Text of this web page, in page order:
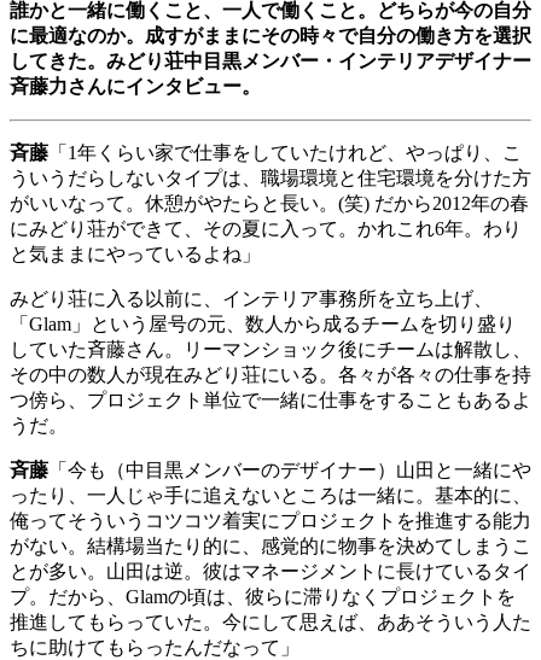
誰かと一緒に働くこと、一人で働くこと。どちらが今の自分
に最適なのか。成すがままにその時々で自分の働き方を選択
してきた。みどり荘中目黒メンバー・インテリアデザイナー
斉藤力さんにインタビュー。
斉藤 「 1年くらい家で仕事をしていたけれど、やっぱり、こ
ういうだらしないタイプは、職場環境と住宅環境を分けた方
がいいなって。休憩がやたらと長い。 (笑) だから2012年の春
にみどり荘ができて、その夏に入って。かれこれ6年。わり
と気ままにやっているよね」
みどり荘に入る以前に、インテリア事務所を立ち上げ、
「 Glam 」という屋号の元、数人から成るチームを切り盛り
していた斉藤さん。リーマンショック後にチームは解散し、
その中の数人が現在みどり荘にいる。各々が各々の仕事を持
つ傍ら、プロジェクト単位で一緒に仕事をすることもあるよ
うだ。
斉藤 「今も（中目黒メンバーのデザイナー）山田と一緒にや
ったり、一人じゃ手に追えないところは一緒に。基本的に、
俺ってそういうコツコツ着実にプロジェクトを推進する能力
がない。結構場当たり的に、感覚的に物事を決めてしまうこ
とが多い。山田は逆。彼はマネージメントに長けているタイ
プ。だから、 Glamの頃は、彼らに滞りなくプロジェクトを
推進してもらっていた。今にして思えば、ああそういう人た
ちに助けてもらったんだなって」